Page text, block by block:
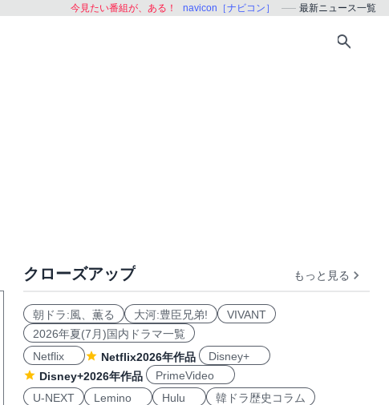
今見たい番組が、ある！ navicon［ナビコン］ 最新ニュース一覧
クローズアップ もっと見る
朝ドラ:風、薫る 大河:豊臣兄弟!
VIVANT
2026年夏(7月)国内ドラマ一覧
Netflix
Netflix2026年作品
Disney+
Disney+2026年作品
PrimeVideo
U-NEXT
Lemino Hulu
韓ドラ歴史コラム